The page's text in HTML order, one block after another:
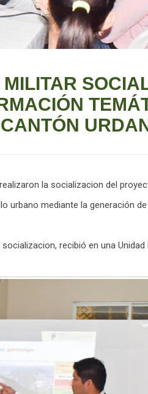
realizaron la socializacion del
urbano mediante la generación
recibió en una Unidad